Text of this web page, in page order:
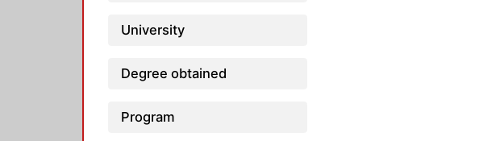
University
Degree obtained
Program